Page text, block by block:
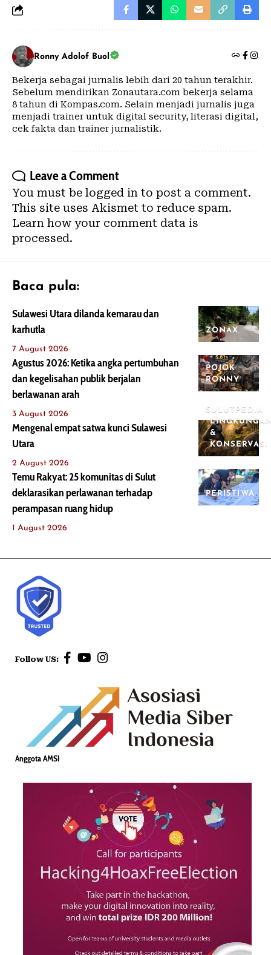
Ronny Adolof Buol
Bekerja sebagai jurnalis lebih dari 20 tahun terakhir.
Sebelum mendirikan Zonautara.com bekerja selama
8 tahun di Kompas.com. Selain menjadi jurnalis juga
menjadi trainer untuk digital security, literasi digital,
cek fakta dan trainer jurnalistik.
Leave a Comment
You must be logged in to post a comment.
This site uses Akismet to reduce spam.
Learn how your comment data is
processed.
Baca pula:
ZONAX
Sulawesi Utara dilanda kemarau dan
karhutla
7 August 2026
POJOK
RONNY
Agustus 2026: Ketika angka pertumbuhan
dan kegelisahan publik berjalan
berlawanan arah
3 August 2026
SULUTPEDIA
&
KONSERVASI
Mengenal empat satwa kunci Sulawesi
Utara
2 August 2026
PERISTIWA
Temu Rakyat: 25 komunitas di Sulut
deklarasikan perlawanan terhadap
perampasan ruang hidup
1 August 2026
Follow US:
Anggota AMSI